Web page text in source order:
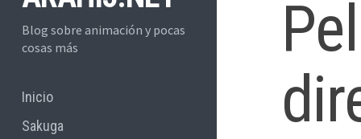
Blog sobre animación y pocas
cosas más
Inicio
Sakuga